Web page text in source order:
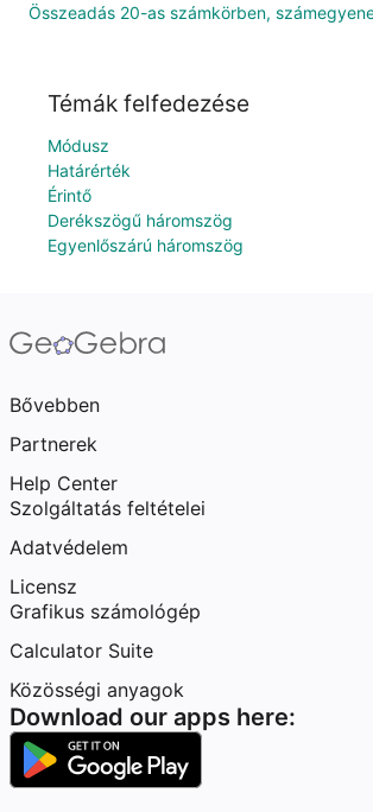
Témák felfedezése
Módusz
Határérték
Érintő
Derékszögű háromszög
Egyenlőszárú háromszög
Bővebben
Partnerek
Help Center
Szolgáltatás feltételei
Adatvédelem
Licensz
Grafikus számológép
Calculator Suite
Közösségi anyagok
Download our apps here: